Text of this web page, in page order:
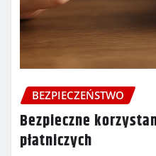
BEZPIECZEŃSTWO
Bezpieczne
płatniczych